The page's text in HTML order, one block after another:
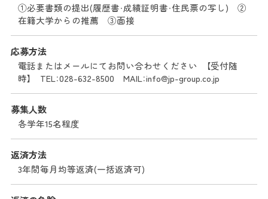
①必要書類の提出(履歴書・成績証明書・住民票の写し) ②
在籍大学からの推薦 ③面接
応募方法
電話またはメールにてお問い合わせください 【受付随
時】 TEL：028-632-8500 MAIL：info@jp-group.co.jp
募集人数
各学年15名程度
返済方法
3年間毎月均等返済(一括返済可)